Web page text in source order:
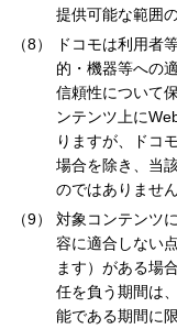
提供可能な範囲
ドコモは利用者
的・機器等への
信頼性について
ンテンツ上に
りますが、ドコ
場合を除き、当
のではありません
対象コンテンツ
容に適合しない
ます）がある場
任を負う期間は
能である期間に